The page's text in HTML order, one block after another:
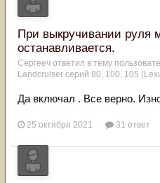
При выкручивании руля
останавливается.
Сергееч ответил в тему
Landcruiser серий 80, 100, 105
Да включал . Все верно.
25 октября 2021 31 ответ